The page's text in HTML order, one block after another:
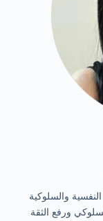
والسلوكية
ورفع الثقة